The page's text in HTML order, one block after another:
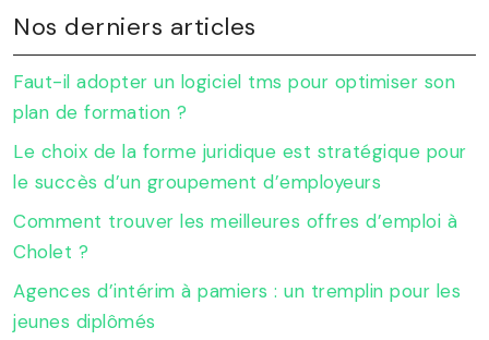
Nos derniers articles
Faut-il adopter un logiciel tms pour optimiser son
plan de formation ?
Le choix de la forme juridique est stratégique pour
le succès d’un groupement d’employeurs
Comment trouver les meilleures offres d’emploi à
Cholet ?
Agences d’intérim à pamiers : un tremplin pour les
jeunes diplômés